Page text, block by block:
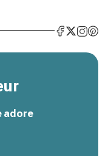
adore